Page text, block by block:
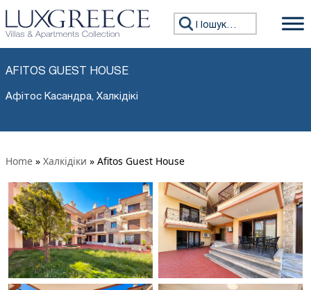
Пошук:
AFITOS GUEST HOUSE
Афітос Касандра, Халкідікі
Home » Халкідіки » Afitos Guest House